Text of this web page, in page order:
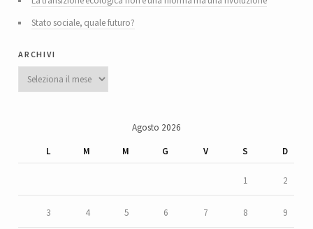
Stato sociale, quale futuro?
archivi
Archivi
Agosto 2026
L
M M G V S D
1 2
3 4 5 6 7 8 9